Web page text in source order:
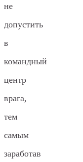
не
допустить
в
командный
центр
врага,
тем
самым
заработав